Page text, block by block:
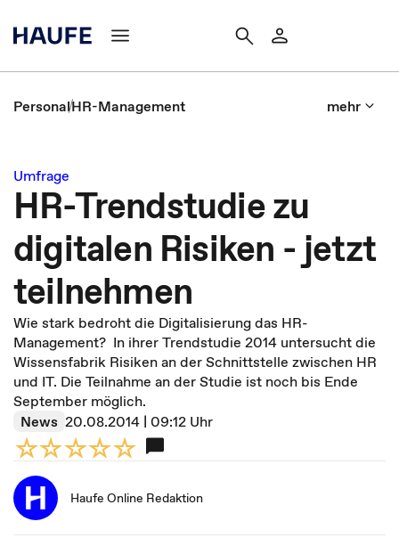
PersonalHR-Management mehr
Umfrage
HR-Trendstudie zu
digitalen Risiken - jetzt
teilnehmen
Wie stark bedroht die Digitalisierung das HR-
Management? In ihrer Trendstudie 2014 untersucht die
Wissensfabrik Risiken an der Schnittstelle zwischen HR
und IT. Die Teilnahme an der Studie ist noch bis Ende
September möglich.
News 20.08.2014 | 09:12 Uhr
Haufe Online Redaktion